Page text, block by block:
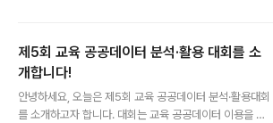
소개하겠습니다. 정보보호의 날 2009년 7월 우리나라의
주요 정부기관, 포털 사이트 등이 분산 서비스 거부 공격,
디도스(DDos)를 당하며 일시 마비된 사건이 있었습니다.
이후 정부에서는 국민의 정보보호 생활화, 기업의 정보보
제5회 교육 공공데이터 분석·활용 대회를 소
개합니다!
안녕하세요, 오늘은 제5회 교육 공공데이터 분석·활용대회
를 소개하고자 합니다. 대회는 교육 공공데이터 이용을 활